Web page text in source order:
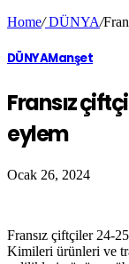
Home/DÜNYA/
DÜNYAManşet
Fransız
eylem
Ocak 26, 2024
Fransız çiftçiler 24-
Kimileri ürünleri ve